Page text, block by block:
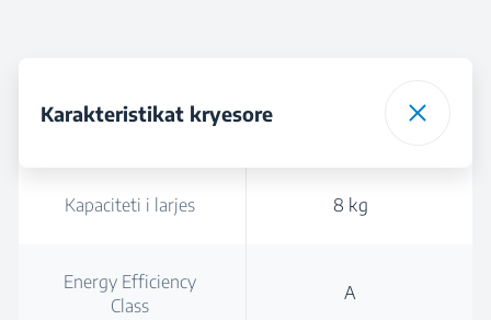
Karakteristikat kryesore
Kapaciteti i larjes 8 kg
Energy Efficiency
Class
A